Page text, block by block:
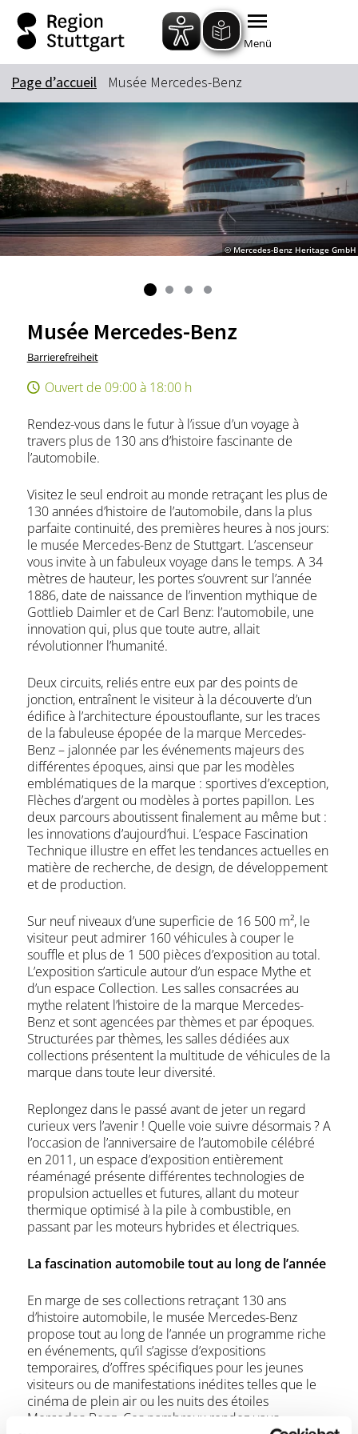
Zum Hauptinhalt springen
Zur Suche springen
Zur Hauptnavigation
Zum Footer springen
Menü
Page d’accueil Musée Mercedes-Benz
© Mercedes-Benz Heritage GmbH
Musée Mercedes-Benz
Barrierefreiheit
Ouvert de 09:00 à 18:00 h
Rendez-vous dans le futur à l’issue d’un voyage à
travers plus de 130 ans d’histoire fascinante de
l’automobile.
Visitez le seul endroit au monde retraçant les plus de
130 années d’histoire de l’automobile, dans la plus
parfaite continuité, des premières heures à nos jours:
le musée Mercedes-Benz de Stuttgart. L’ascenseur
vous invite à un fabuleux voyage dans le temps. A 34
mètres de hauteur, les portes s’ouvrent sur l’année
1886, date de naissance de l’invention mythique de
Gottlieb Daimler et de Carl Benz: l’automobile, une
innovation qui, plus que toute autre, allait
révolutionner l’humanité.
Deux circuits, reliés entre eux par des points de
jonction, entraînent le visiteur à la découverte d’un
édifice à l’architecture époustouflante, sur les traces
de la fabuleuse épopée de la marque Mercedes-
Benz – jalonnée par les événements majeurs des
différentes époques, ainsi que par les modèles
emblématiques de la marque : sportives d’exception,
Flèches d’argent ou modèles à portes papillon. Les
deux parcours aboutissent finalement au même but :
les innovations d’aujourd’hui. L’espace Fascination
Technique illustre en effet les tendances actuelles en
matière de recherche, de design, de développement
et de production.
Sur neuf niveaux d’une superficie de 16 500 m², le
visiteur peut admirer 160 véhicules à couper le
souffle et plus de 1 500 pièces d’exposition au total.
L’exposition s’articule autour d’un espace Mythe et
d’un espace Collection. Les salles consacrées au
mythe relatent l’histoire de la marque Mercedes-
Benz et sont agencées par thèmes et par époques.
Structurées par thèmes, les salles dédiées aux
collections présentent la multitude de véhicules de la
marque dans toute leur diversité.
Replongez dans le passé avant de jeter un regard
curieux vers l’avenir ! Quelle voie suivre désormais ? A
l’occasion de l’anniversaire de l’automobile célébré
en 2011, un espace d’exposition entièrement
réaménagé présente différentes technologies de
propulsion actuelles et futures, allant du moteur
thermique optimisé à la pile à combustible, en
passant par les moteurs hybrides et électriques.
La fascination automobile tout au long de l’année
En marge de ses collections retraçant 130 ans
d’histoire automobile, le musée Mercedes-Benz
propose tout au long de l’année un programme riche
en événements, qu’il s’agisse d’expositions
temporaires, d’offres spécifiques pour les jeunes
visiteurs ou de manifestations inédites telles que le
cinéma de plein air ou les nuits des étoiles
Mercedes-Benz. Ces nombreux rendez-vous